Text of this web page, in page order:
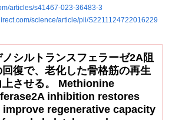
articles/s41467-023-36483-3
science/article/pii/S2211124722016229
シルトランスフェラーゼ2A阻
復で、老化した骨格筋の再生
上させる。 Methionine
inhibition restores
regenerative capacity